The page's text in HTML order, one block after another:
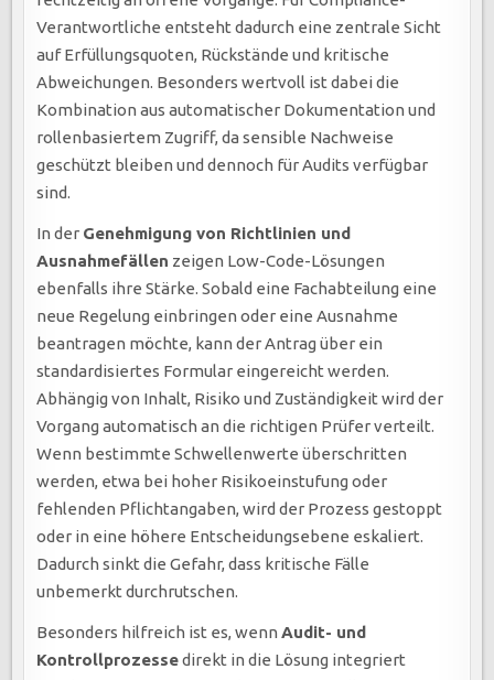
Verantwortliche entsteht dadurch eine zentrale Sicht
auf Erfüllungsquoten, Rückstände und kritische
Abweichungen. Besonders wertvoll ist dabei die
Kombination aus automatischer Dokumentation und
rollenbasiertem Zugriff, da sensible Nachweise
geschützt bleiben und dennoch für Audits verfügbar
sind.
In der Genehmigung von Richtlinien und
Ausnahmefällen zeigen Low-Code-Lösungen
ebenfalls ihre Stärke. Sobald eine Fachabteilung eine
neue Regelung einbringen oder eine Ausnahme
beantragen möchte, kann der Antrag über ein
standardisiertes Formular eingereicht werden.
Abhängig von Inhalt, Risiko und Zuständigkeit wird der
Vorgang automatisch an die richtigen Prüfer verteilt.
Wenn bestimmte Schwellenwerte überschritten
werden, etwa bei hoher Risikoeinstufung oder
fehlenden Pflichtangaben, wird der Prozess gestoppt
oder in eine höhere Entscheidungsebene eskaliert.
Dadurch sinkt die Gefahr, dass kritische Fälle
unbemerkt durchrutschen.
Besonders hilfreich ist es, wennAudit- und
Kontrollprozessedirekt in die Lösung integriert